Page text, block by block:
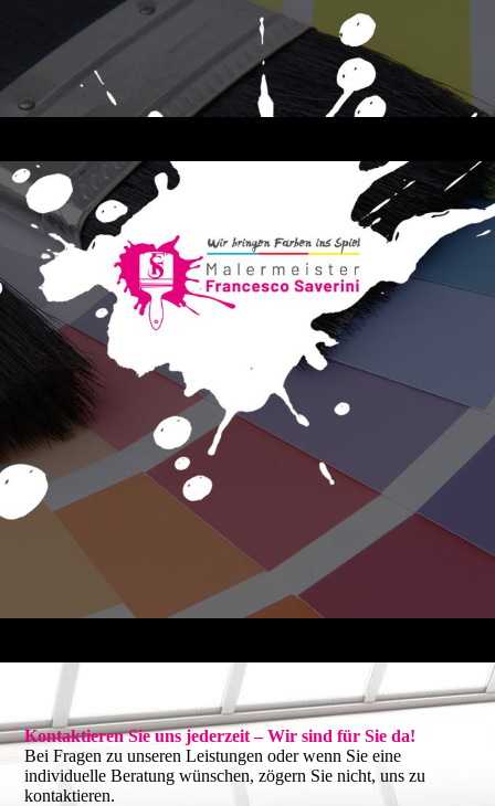
Kontaktieren Sie uns jederzeit – Wir sind für Sie da!
Bei Fragen zu unseren Leistungen oder wenn Sie eine
individuelle Beratung wünschen, zögern Sie nicht, uns zu
kontaktieren.